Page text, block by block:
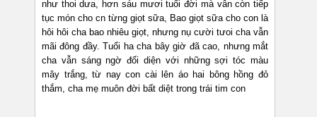
như thoi dưa, hơn sáu mươi tuổi đời mà vẫn còn tiếp
tục món cho cn từng giọt sữa, Bao giọt sữa cho con là
hôi hôi cha bao nhiêu giọt, nhưng nụ cười tưoi cha vẫn
mãi đông đầy. Tuổi ha cha bây giờ đã cao, nhưng mắt
cha vẫn sáng ngờ đối diện với những sợi tóc màu
mây trắng, từ nay con cài lên áo hai bông hồng đỏ
thắm, cha mẹ muôn đời bất diệt trong trái tim con